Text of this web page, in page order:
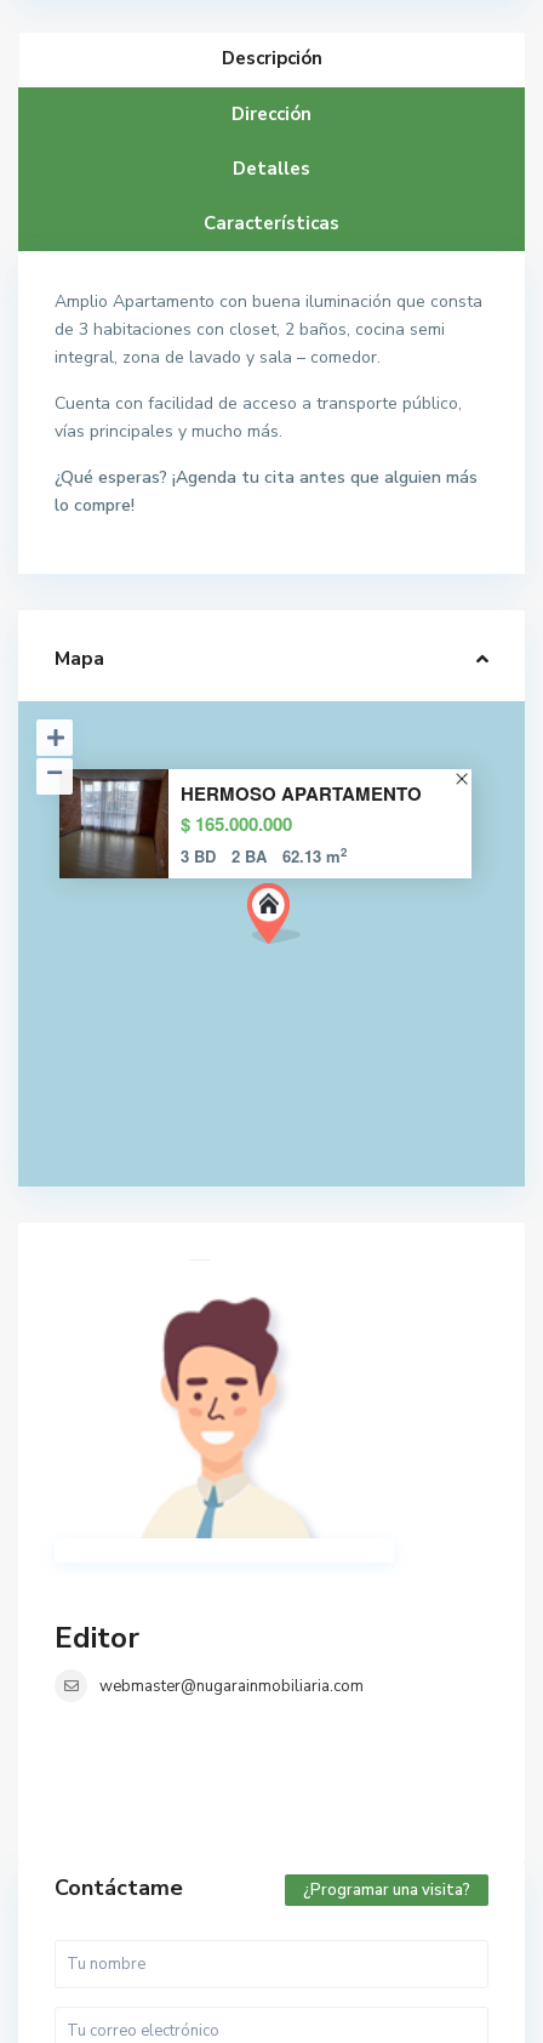
Descripción
Dirección
Detalles
Características
Amplio Apartamento con buena iluminación que consta
de 3 habitaciones con closet, 2 baños, cocina semi
integral, zona de lavado y sala – comedor.
Cuenta con facilidad de acceso a transporte público,
vías principales y mucho más.
¿Qué esperas? ¡Agenda tu cita antes que alguien más
lo compre!
Mapa
HERMOSO APARTAMENTO
$ 165.000.000
3 BD 2 BA 62.13 m2
Editor
webmaster@nugarainmobiliaria.com
Contáctame ¿Programar una visita?